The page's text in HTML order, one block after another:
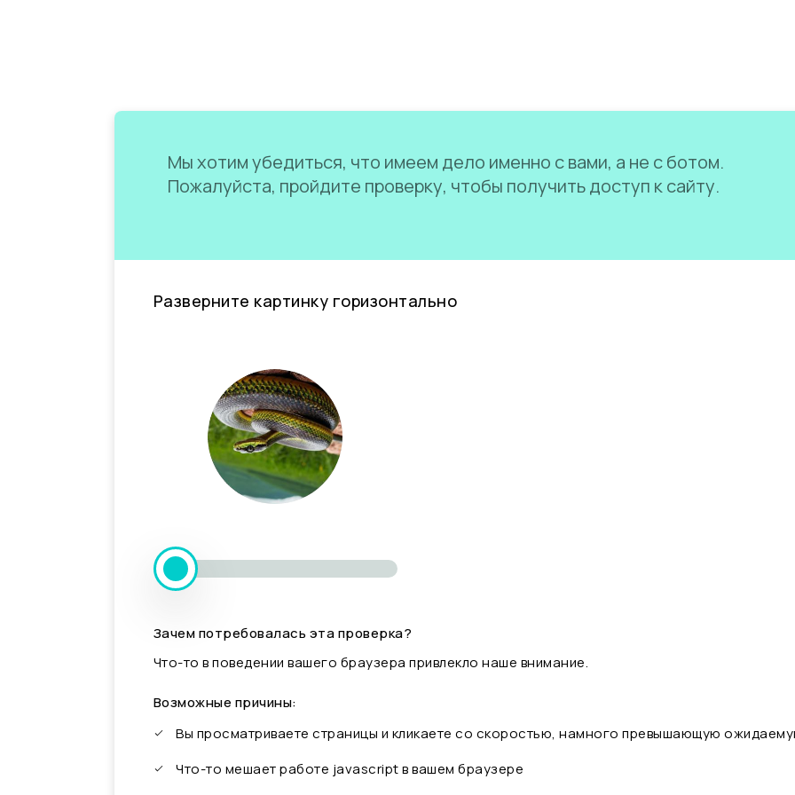
Мы хотим убедиться, что имеем дело именно с вами, а не с ботом.
Пожалуйста, пройдите проверку, чтобы получить доступ к сайту.
Разверните картинку горизонтально
Зачем потребовалась эта проверка?
Что-то в поведении вашего браузера привлекло наше внимание.
Возможные причины:
Вы просматриваете страницы и кликаете со скоростью, намного превышающую
Что-то мешает работе javascript в вашем браузере